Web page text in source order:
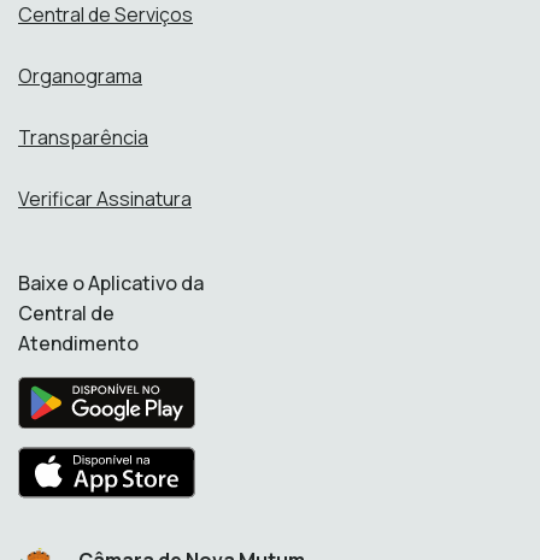
Central de Serviços
Organograma
Transparência
Verificar Assinatura
Baixe o Aplicativo da
Central de
Atendimento